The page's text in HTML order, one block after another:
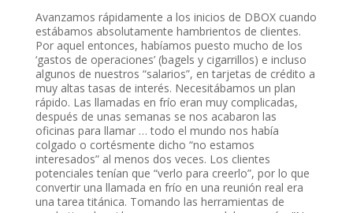
Avanzamos rápidamente a los inicios de DBOX cuando
estábamos absolutamente hambrientos de clientes.
Por aquel entonces, habíamos puesto mucho de los
‘gastos de operaciones’ (bagels y cigarrillos) e incluso
algunos de nuestros “salarios”, en tarjetas de crédito a
muy altas tasas de interés. Necesitábamos un plan
rápido. Las llamadas en frío eran muy complicadas,
después de unas semanas se nos acabaron las
oficinas para llamar … todo el mundo nos había
colgado o cortésmente dicho “no estamos
interesados” al menos dos veces. Los clientes
potenciales tenían que “verlo para creerlo”, por lo que
convertir una llamada en frío en una reunión real era
una tarea titánica. Tomando las herramientas de